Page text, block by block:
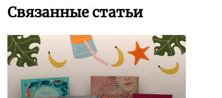
Связанные статьи